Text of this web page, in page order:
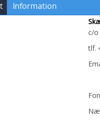
Information
c/o
tlf.